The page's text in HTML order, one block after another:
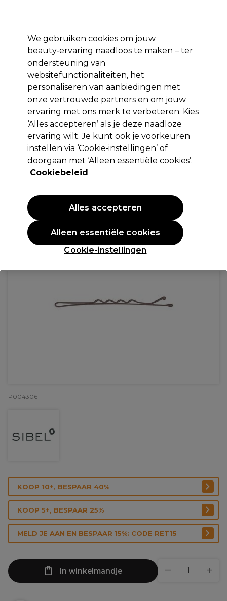
Aanmelden
Merken Deals Haar Elektra
Volgende dag geleverd*
Na verzending, maandag t/m vrijdag
Sibel Best Grips Metaal Golvend Mat 50mm
250st. Bruin
(0
PROMOTIE
P004306
KOOP 10+, BESPAAR 40%
KOOP 5+, BESPAAR 25%
MELD JE AAN EN BESPAAR 15%: CODE RET15
In winkelmandje
We gebruiken cookies om jouw
beauty‑ervaring naadloos te maken – ter
ondersteuning van
websitefunctionaliteiten, het
personaliseren van aanbiedingen met
onze vertrouwde partners en om jouw
ervaring met ons merk te verbeteren. Kies
‘Alles accepteren’ als je deze naadloze
ervaring wilt. Je kunt ook je voorkeuren
instellen via ‘Cookie‑instellingen’ of
doorgaan met ‘Alleen essentiële cookies’.
Cookiebeleid
Cookie-instellingen
Alleen essentiële cookies
Alles accepteren